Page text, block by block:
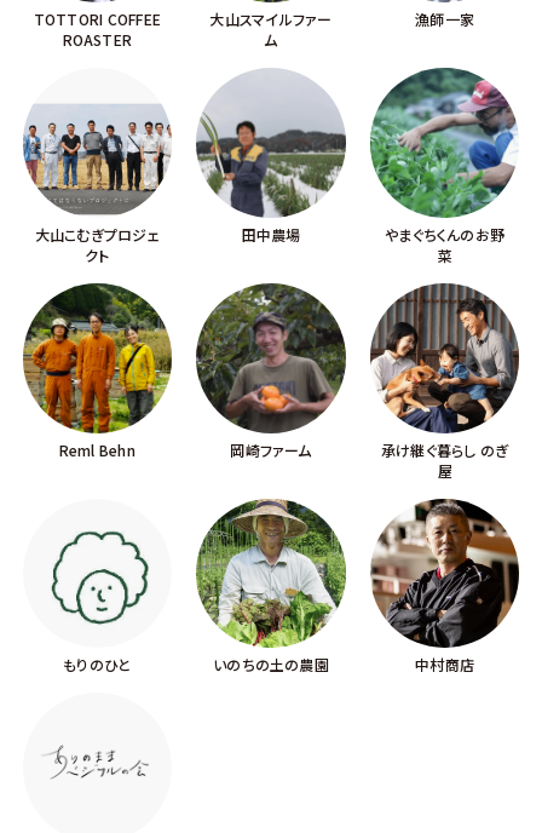
TOTTORI COFFEE
ROASTER
大山スマイルファー
ム
漁師一家
大山こむぎプロジェ
クト
田中農場
やまぐちくんのお野
菜
Reml Behn 岡崎ファーム
承け継ぐ暮らし のぎ
屋
もりのひと いのちの土の農園 中村商店